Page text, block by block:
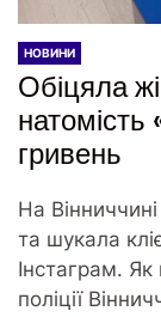
НОВИНИ
Обіцяла
гривень
На
та шукала
Інстаграм. Як
поліції